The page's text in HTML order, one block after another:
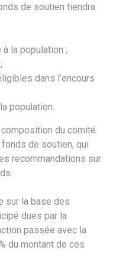
de soutien tiendra
la population ;
dans l’encours
population.
du comité
de soutien, qui
recommandations sur
sur la base des
dues par la
passée avec la
du montant de ces